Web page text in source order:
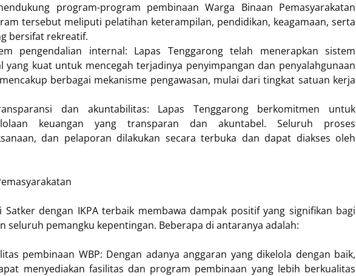
program-program pembinaan Warga Binaan Pemasyarakatan
tersebut meliputi pelatihan keterampilan, pendidikan, keagamaan, serta
bersifat rekreatif.
pengendalian internal: Lapas Tenggarong telah menerapkan sistem
yang kuat untuk mencegah terjadinya penyimpangan dan penyalahgunaan
berbagai mekanisme pengawasan, mulai dari tingkat satuan kerja
dan akuntabilitas: Lapas Tenggarong berkomitmen untuk
keuangan yang transparan dan akuntabel. Seluruh proses
dan pelaporan dilakukan secara terbuka dan dapat diakses oleh
Satker dengan IKPA terbaik membawa dampak positif yang signifikan bagi
seluruh pemangku kepentingan. Beberapa di antaranya adalah:
pembinaan WBP: Dengan adanya anggaran yang dikelola dengan baik,
menyediakan fasilitas dan program pembinaan yang lebih berkualitas